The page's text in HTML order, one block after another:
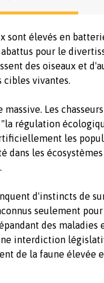
sont élevés en
pour le
des oiseaux et
vivantes.
Les
régulation
les
dans les
d'instincts de
seulement
des maladies
interdiction
de la faune élevée